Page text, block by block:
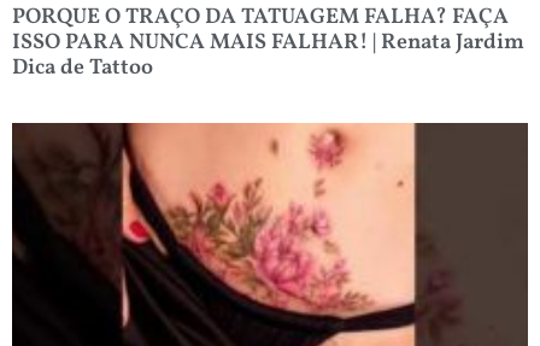
PORQUE O TRAÇO DA TATUAGEM FALHA? FAÇA
ISSO PARA NUNCA MAIS FALHAR! | Renata Jardim
Dica de Tattoo